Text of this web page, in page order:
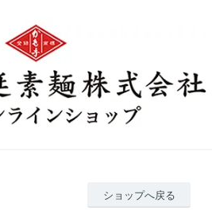
ショップへ戻る